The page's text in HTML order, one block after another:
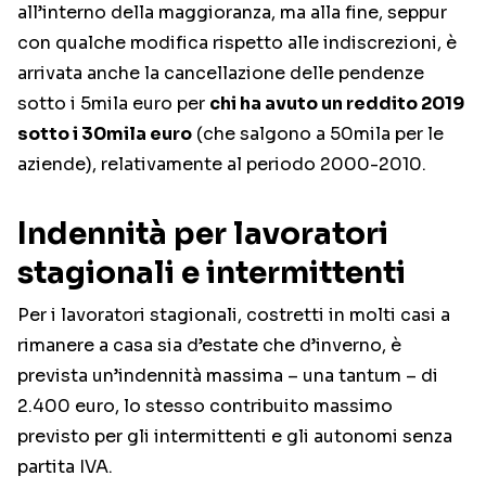
all’interno della maggioranza, ma alla fine, seppur
con qualche modifica rispetto alle indiscrezioni, è
arrivata anche la cancellazione delle pendenze
sotto i 5mila euro per chi ha avuto un reddito 2019
sotto i 30mila euro (che salgono a 50mila per le
aziende), relativamente al periodo 2000-2010.
Indennità per lavoratori
stagionali e intermittenti
Per i lavoratori stagionali, costretti in molti casi a
rimanere a casa sia d’estate che d’inverno, è
prevista un’indennità massima – una tantum – di
2.400 euro, lo stesso contribuito massimo
previsto per gli intermittenti e gli autonomi senza
partita IVA.